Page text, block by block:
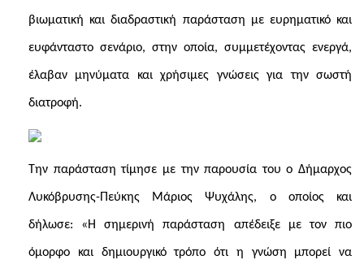
βιωματική και διαδραστική παράσταση με ευρηματικό και
ευφάνταστο σενάριο, στην οποία, συμμετέχοντας ενεργά,
έλαβαν μηνύματα και χρήσιμες γνώσεις για την σωστή
διατροφή.
Την παράσταση τίμησε με την παρουσία του ο Δήμαρχος
Λυκόβρυσης-Πεύκης Μάριος Ψυχάλης, ο οποίος και
δήλωσε: «Η σημερινή παράσταση απέδειξε με τον πιο
όμορφο και δημιουργικό τρόπο ότι η γνώση μπορεί να